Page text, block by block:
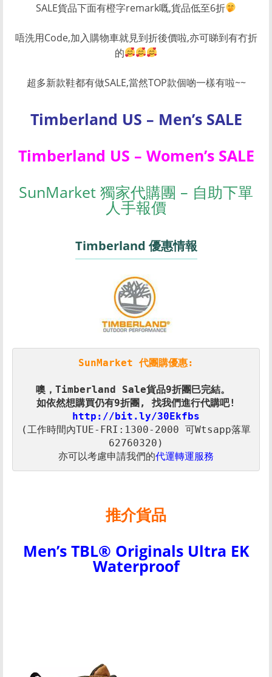
SALE貨品下面有橙字remark嘅,貨品低至6折
唔洗用Code,加入購物車就見到折後價啦,亦可睇到有冇折
的
超多新款鞋都有做SALE,當然TOP款個啲一樣有啦~~
Timberland US – Men’s SALE
Timberland US – Women’s SALE
SunMarket 獨家代購團 – 自助下單
人手報價
Timberland 優惠情報
SunMarket 代團購優惠:
http://bit.ly/30Ekfbs
(工作時間內TUE-FRI:1300-2000 可Wtsapp落單
亦可以考慮申請我們的代運轉運服務
推介貨品
Men’s TBL® Originals Ultra EK
Waterproof